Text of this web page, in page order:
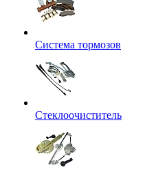
Система тормозов
Стеклоочиститель